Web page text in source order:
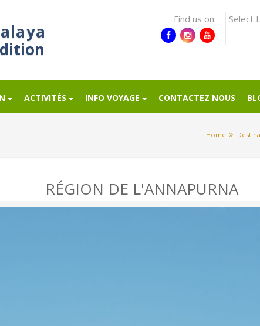
Find us on: Select
ACTIVITÉS INFO VOYAGE CONTACTEZ NOUS
Home
RÉGION DE L'ANNAPURNA